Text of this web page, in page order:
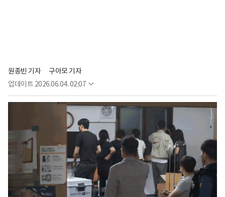
원종빈 기자
구아모 기자
업데이트 2026.06.04. 02:07